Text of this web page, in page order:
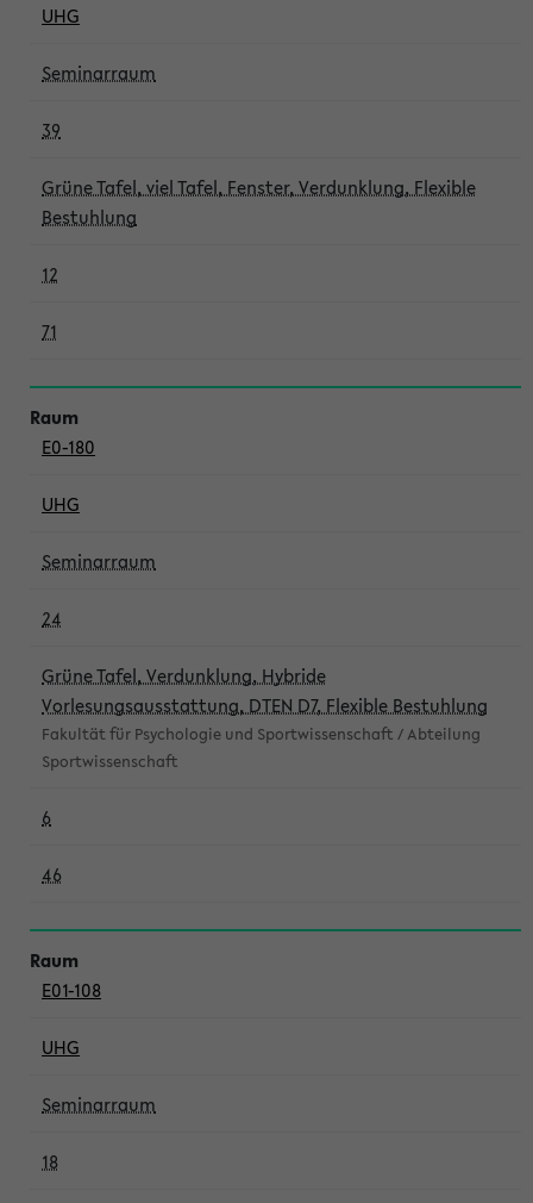
UHG
Seminarraum
39
Grüne Tafel, viel Tafel, Fenster, Verdunklung, Flexible
Bestuhlung
12
71
E0-180
UHG
Seminarraum
24
Grüne Tafel, Verdunklung, Hybride
Vorlesungsausstattung, DTEN D7, Flexible Bestuhlung
Fakultät für Psychologie und Sportwissenschaft / Abteilung
Sportwissenschaft
6
46
E01-108
UHG
Seminarraum
18